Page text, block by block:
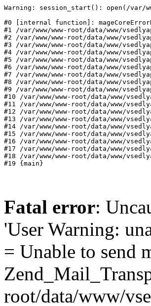
Warning: session_start(): open(/var/
#0 [internal function]:
#1 /var/www/www-root/data/www/
#2 /var/www/www-root/data/www/
#3 /var/www/www-root/data/www/
#4 /var/www/www-root/data/www/
#5 /var/www/www-root/data/www/
#6 /var/www/www-root/data/www/
#7 /var/www/www-root/data/www/
#8 /var/www/www-root/data/www/
#9 /var/www/www-root/data/www/
#10 /var/www/www-root/data/www/
#11 /var/www/www-root/data/www/
#12 /var/www/www-root/data/www/
#13 /var/www/www-root/data/www/
#14 /var/www/www-root/data/www/
#15 /var/www/www-root/data/www/
#16 /var/www/www-root/data/www/
#17 /var/www/www-root/data/www/
#18 /var/www/www-root/data/www/
#19 {main}
Fatal error:
'User Warning:
= Unable to send
root/data/www/